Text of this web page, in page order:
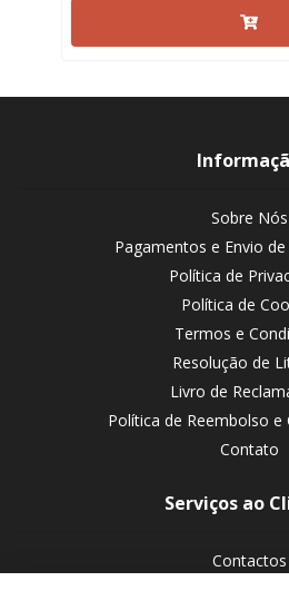
Sobre Nós
Pagamentos e Envio
Política de
Política de
Termos e
Resolução de
Livro de
Política de Reembolso e
Contato
Serviços ao
Contactos